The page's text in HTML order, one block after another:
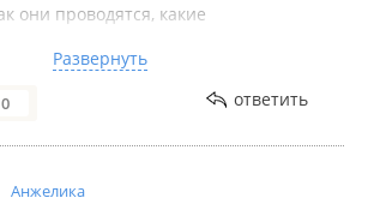
они проводятся, какие
проходила безболезненно,
особого дискомфорта, врач очень
Результат стал заметен
процедуры — кожа стала более
Развернуть
0 ответить
Анжелика